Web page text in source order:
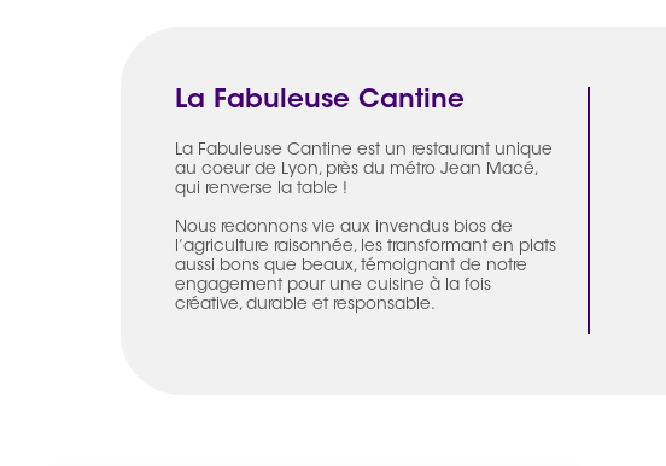
La Fabuleuse Cantine
La Fabuleuse Cantine est un restaurant unique
au coeur de Lyon, près du métro Jean Macé,
qui renverse la table !
Nous redonnons vie aux invendus bios de
l’agriculture raisonnée, les transformant en plats
aussi bons que beaux, témoignant de notre
engagement pour une cuisine à la fois
créative, durable et responsable.